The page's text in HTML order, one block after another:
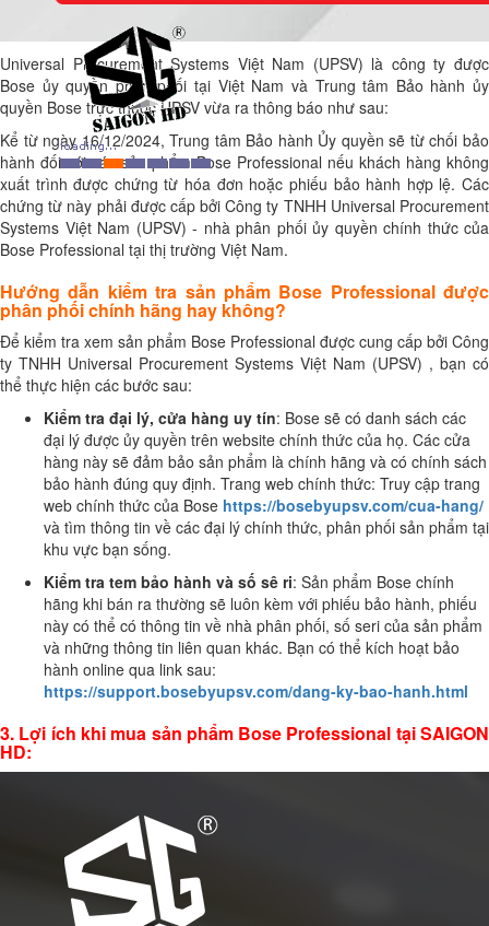
Universal Procurement Systems Việt Nam (UPSV) là công ty được
Bose ủy quyền phân phối tại Việt Nam và Trung tâm Bảo hành ủy
quyền Bose trực thuộc UPSV vừa ra thông báo như sau:
Kể từ ngày 16/12/2024, Trung tâm Bảo hành Ủy quyền sẽ từ chối bảo
hành đối với các sản phẩm Bose Professional nếu khách hàng không
xuất trình được chứng từ hóa đơn hoặc phiếu bảo hành hợp lệ. Các
chứng từ này phải được cấp bởi Công ty TNHH Universal Procurement
Systems Việt Nam (UPSV) - nhà phân phối ủy quyền chính thức của
Bose Professional tại thị trường Việt Nam.
Hướng dẫn kiểm tra sản phẩm Bose Professional được
phân phối chính hãng hay không?
Để kiểm tra xem sản phẩm Bose Professional được cung cấp bởi Công
ty TNHH Universal Procurement Systems Việt Nam (UPSV) , bạn có
thể thực hiện các bước sau:
Kiểm tra đại lý, cửa hàng uy tín: Bose sẽ có danh sách các
đại lý được ủy quyền trên website chính thức của họ. Các cửa
hàng này sẽ đảm bảo sản phẩm là chính hãng và có chính sách
bảo hành đúng quy định. Trang web chính thức: Truy cập trang
web chính thức của Bose https://bosebyupsv.com/cua-hang/
và tìm thông tin về các đại lý chính thức, phân phối sản phẩm tại
khu vực bạn sống.
Kiểm tra tem bảo hành và số sê ri: Sản phẩm Bose chính
hãng khi bán ra thường sẽ luôn kèm với phiếu bảo hành, phiếu
này có thể có thông tin về nhà phân phối, số seri của sản phẩm
và những thông tin liên quan khác. Bạn có thể kích hoạt bảo
hành online qua link sau:
https://support.bosebyupsv.com/dang-ky-bao-hanh.html
3. Lợi ích khi mua sản phẩm Bose Professional tại SAIGON
HD: